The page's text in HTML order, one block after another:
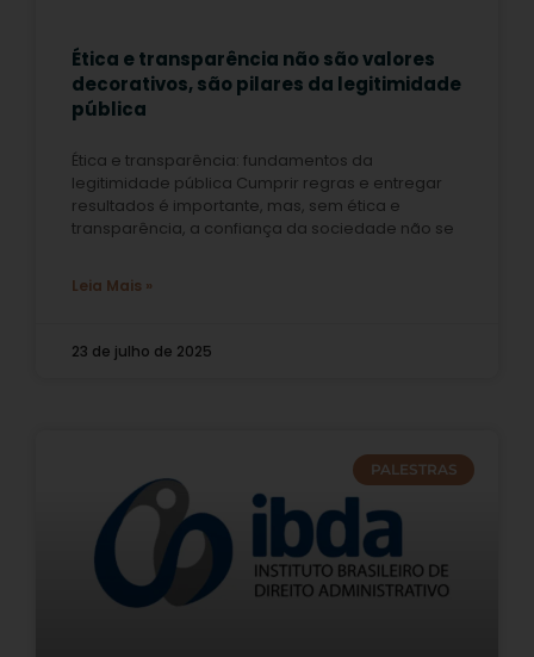
Ética e transparência não são valores
decorativos, são pilares da legitimidade
pública
Ética e transparência: fundamentos da
legitimidade pública Cumprir regras e entregar
resultados é importante, mas, sem ética e
transparência, a confiança da sociedade não se
Leia Mais »
23 de julho de 2025
PALESTRAS